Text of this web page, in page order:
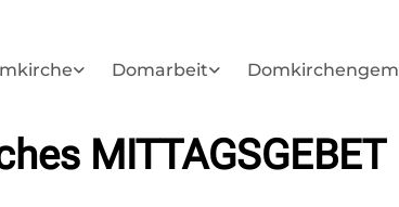
Domarbeit
MITTAGSGEBET